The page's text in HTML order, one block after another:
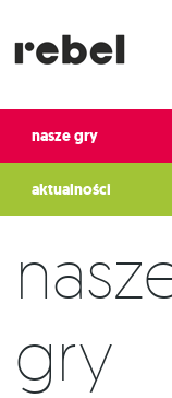
nasze gry
aktualności
Nasze
gry